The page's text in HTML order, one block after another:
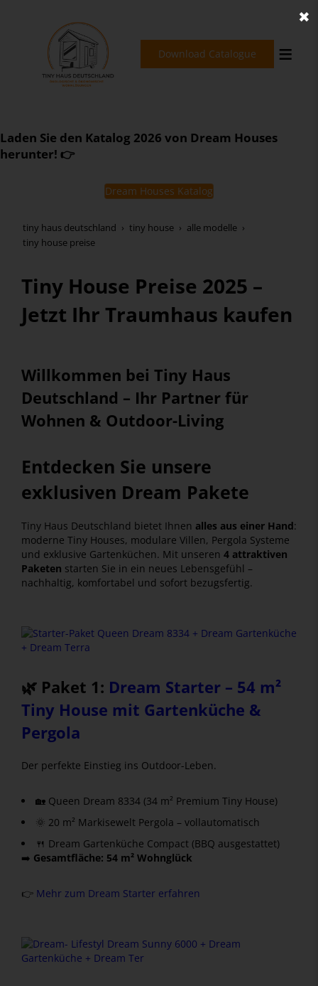
Download Catalogue
Dream Houses Perfection
Laden Sie den Katalog 2026 von Dream Houses
herunter! 👉
Dream Houses Katalog
tiny haus deutschland tiny house
alle modelle
tiny house preise
Tiny House Preise 2025 –
Jetzt Ihr Traumhaus kaufen
Willkommen bei Tiny Haus
Deutschland – Ihr Partner für
Wohnen & Outdoor-Living
Entdecken Sie unsere
exklusiven Dream Pakete
Tiny Haus Deutschland bietet Ihnen alles aus einer Hand:
moderne Tiny Houses, modulare Villen, Pergola Systeme
und exklusive Gartenküchen. Mit unseren 4 attraktiven
Paketen starten Sie in ein neues Lebensgefühl –
nachhaltig, komfortabel und sofort bezugsfertig.
🌿 Paket 1: Dream Starter – 54 m²
Tiny House mit Gartenküche &
Pergola
Der perfekte Einstieg ins Outdoor-Leben.
🏡 Queen Dream 8334 (34 m² Premium Tiny House)
🌞 20 m² Markisewelt Pergola – vollautomatisch
🍴 Dream Gartenküche Compact (BBQ ausgestattet)
➡️ Gesamtfläche: 54 m² Wohnglück
👉 Mehr zum Dream Starter erfahren
✖